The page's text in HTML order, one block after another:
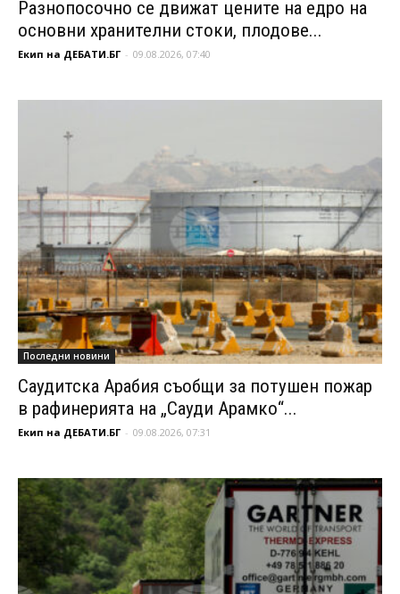
Разнопосочно се движат цените на едро на
основни хранителни стоки, плодове...
Екип на ДЕБАТИ.БГ - 09.08.2026, 07:40
Последни новини
Саудитска Арабия съобщи за потушен пожар
в рафинерията на „Сауди Арамко“...
Екип на ДЕБАТИ.БГ - 09.08.2026, 07:31